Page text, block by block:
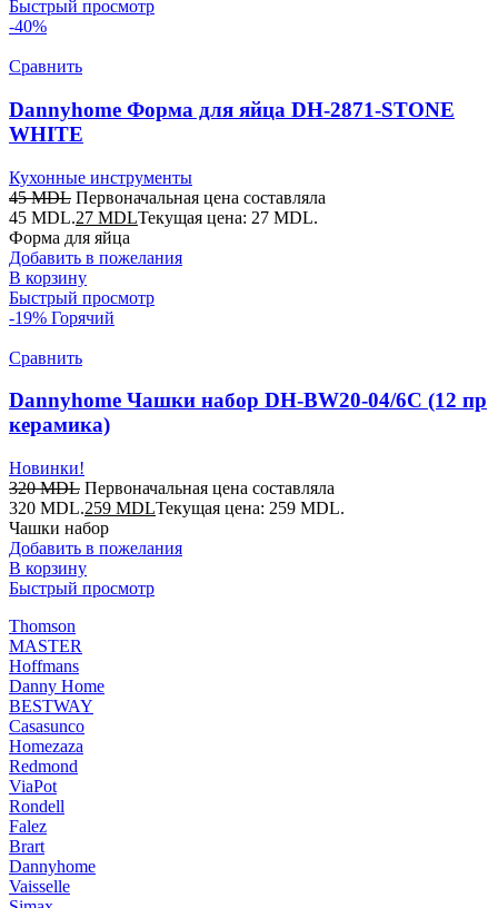
Быстрый просмотр
-40%
Сравнить
Dannyhome Форма для яйца DH-2871-STONE
WHITE
Кухонные инструменты
45MDL Первоначальная цена составляла
45 MDL.27 MDLТекущая цена: 27 MDL.
Форма для яйца
Добавить в пожелания
В корзину
Быстрый просмотр
-19% Горячий
Сравнить
Dannyhome Чашки набор DH-BW20-04/6C (12 пр
керамика)
Новинки!
320MDL Первоначальная цена составляла
320 MDL.259 MDLТекущая цена: 259 MDL.
Чашки набор
Добавить в пожелания
В корзину
Быстрый просмотр
Thomson
MASTER
Hoffmans
Danny Home
BESTWAY
Casasunco
Homezaza
Redmond
ViaPot
Rondell
Falez
Brart
Dannyhome
Vaisselle